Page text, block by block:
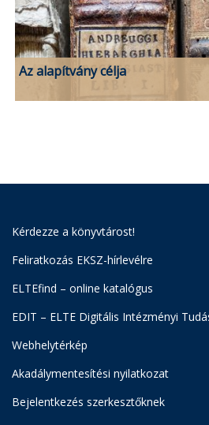
Az alapítvány célja
Kérdezze a könyvtárost!
Feliratkozás EKSZ-hírlevélre
ELTEfind – online katalógus
EDIT – ELTE Digitális Intézményi
Webhelytérkép
Akadálymentesítési nyilatkozat
Bejelentkezés szerkesztőknek